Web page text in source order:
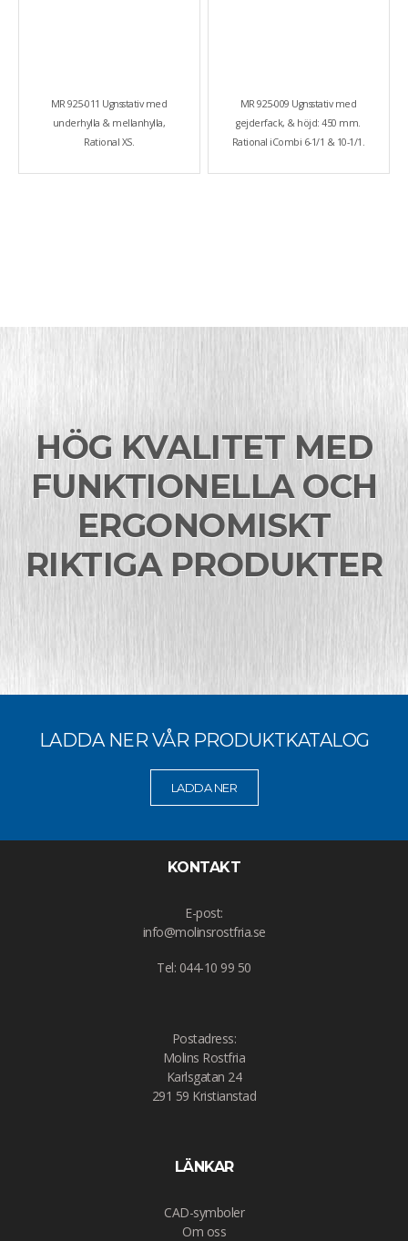
MR 925-011 Ugnsstativ med
underhylla & mellanhylla,
Rational XS.
MR 925-009 Ugnsstativ med
gejderfack, & höjd: 450 mm.
Rational iCombi 6-1/1 & 10-1/1.
HÖG KVALITET MED
FUNKTIONELLA OCH
ERGONOMISKT
RIKTIGA PRODUKTER
LADDA NER VÅR PRODUKTKATALOG
LADDA NER
KONTAKT
E-post:
info@molinsrostfria.se
Tel: 044-10 99 50
Postadress:
Molins Rostfria
Karlsgatan 24
291 59 Kristianstad
LÄNKAR
CAD-symboler
Om oss